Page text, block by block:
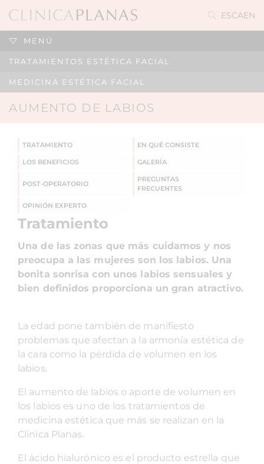
ESCAEN
MENÚ
TRATAMIENTOS ESTÉTICA FACIAL
MEDICINA ESTÉTICA FACIAL
AUMENTO DE LABIOS
TRATAMIENTO EN QUÉ CONSISTE
LOS BENEFICIOS GALERÍA
POST-OPERATORIO
PREGUNTAS
FRECUENTES
OPINIÓN EXPERTO
Tratamiento
Una de las zonas que más cuidamos y nos
preocupa a las mujeres son los labios. Una
bonita sonrisa con unos labios sensuales y
bien definidos proporciona un gran atractivo.
La edad pone también de manifiesto
problemas que afectan a la armonía estética de
la cara como la pérdida de volumen en los
labios.
El aumento de labios o aporte de volumen en
los labios es uno de los tratamientos de
medicina estética que más se realizan en la
Clínica Planas.
El ácido hialurónico es el producto estrella que